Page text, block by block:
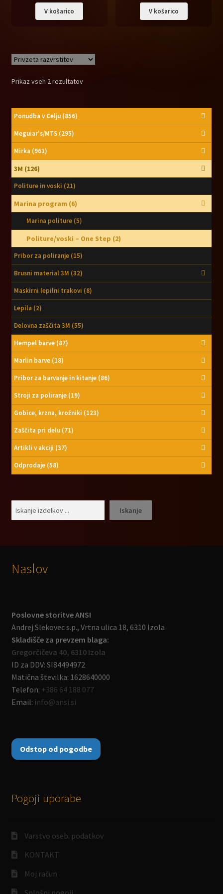
je
je:
V košarico
je
je:
V košarico
Prikaz vseh 2 rezultatov
Ponudba v Celju (856)
Meguiar's/MTS (295)
Mirka (961)
3M (126)
Politure in voski (21)
Marina program (6)
Marina politure (5)
Politure/voski – One Step (2)
Pribor za poliranje (15)
Brusni material 3M (32)
Maskirni lepilni trakovi (8)
Lepila (2)
Delovna zaščita 3M (55)
Hempel barve (87)
Marlin barve (18)
Pribor za barvanje in kitanje (86)
Stroji za poliranje (19)
Gobice, krzna, krožniki (123)
Zaščita pri delu (71)
Artikli v akciji (37)
Odprodaje (58)
Iskanje
Naslov
Poslovne storitve ANSI
Andrej Slekovec s.p., Vrtna ulica 18, 6310 Izola
Skladišče za prevzem blaga:
Gregorčičeva 40, 6310 Izola
ID za DDV: SI84494972
Matična številka: 1628640000
Telefon: +386 64 188 077
Email: info@ansi.si
Odstop od pogodbe
Pogoji uporabe
Varstvo oseb. podatkov
KONTAKT
Moj račun